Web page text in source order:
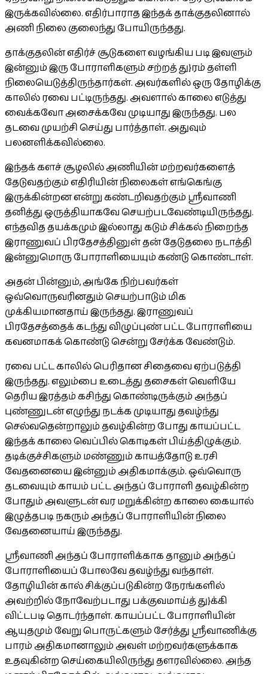
இருக்கவில்லை. எதிர்பாராத இந்தக் தாக்குதலினால்
அணி நிலை குலைந்து போயிருந்தது.
தாக்குதலின் எதிர்ச் சூடுகளை வழங்கிய படி இவளும்
இன்னும் இரு போராளிகளும் சற்றத் து}ரம் தள்ளி
நிலையெடுத்திருந்தார்கள். அவர்களில் ஒரு தோழிக்கு
காலில் ரவை பட்டிருந்தது. அவளால் காலை எடுத்து
வைக்கவோ அசைக்கவே முடியாது இருந்தது. பல
தடவை முயற்சி செய்து பார்த்தாள். அதுவும்
பலனளிக்கவில்லை.
இந்தக் களச் சூழலில் அணியின் மற்றவர்களைத்
தேடுவதற்கும் எதிரியின் நிலைகள் எங்கெங்கு
இருக்கின்றன என்று கண்டறிவதற்கும் ஸ்ரீவாணி
தனித்து ஒருத்தியாகவே செயற்படவேண்டியிருந்தது.
எந்தவித தயக்கமும் இல்லாது கடும் சிக்கல் நிறைந்த
இராணுவப் பிரதேசத்தினுள் தன் தேடுதலை நடாத்தி
இன்னுமொரு போராளியையும் கண்டு கொண்டாள்.
அதன் பின்னும், அங்கே நிற்பவர்கள்
ஒவ்வொருவரினதும் செயற்பாடும் மிக
முக்கியமானதாய் இருந்தது. இராணுவப்
பிரதேசத்தைக் கடந்து விழுப்புண் பட்ட போராளியை
கவனமாகக் கொண்டு சென்று சேர்க்க வேண்டும்.
ரவை பட்ட காலில் பெரிதான சிதைவை ஏற்படுத்தி
இருந்தது. எலும்பை உடைத்து தசைகள் வெளியே
தெரிய இரத்தம் கசிந்து கொண்டிருக்கும் அந்தப்
புண்ணுடன் எழுந்து நடக்க முடியாது தவழ்ந்து
செல்வதென்றாலும் தவழ்கின்ற போது காயப்பட்ட
இந்தக் காலை வெப்பில் கொடிகள் பிய்த்திழுக்கும்.
தடிக்குச்சிகளும் மண்ணும் காயத்தோடு உரசி
வேதனையை இன்னும் அதிகமாக்கும். ஒவ்வொரு
தடவையும் காயம் பட்ட அந்தப் போராளி தவழ்கின்ற
போதும் அவளுடன் வர மறுக்கின்ற காலை கையால்
இழுத்தபடி நகரும் அந்தப் போராளியின் நிலை
வேதனையாய் இருந்தது.
ஸ்ரீவாணி அந்தப் போராளிக்காக தானும் அந்தப்
போராளியைப் போலவே தவழ்ந்து வந்தாள்.
தோழியின் கால் சிக்குப்படுகின்ற நேரங்களில்
அவற்றில் நோவேற்படாது பக்குவமாய்த் து}க்கி
விட்டபடி தொடர்ந்தாள். காயப்பட்ட போராளியின்
ஆயுதமும் வேறு பொருட்களும் சேர்த்து ஸ்ரீவாணிக்கு
பாரம் அதிகமானாலும் அவள் மற்றவர்களுக்காக
உதவுகின்ற செய்கையிலிருந்து தளரவில்லை. அந்த